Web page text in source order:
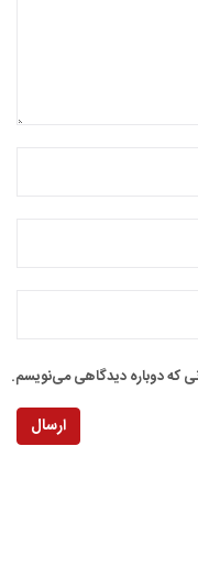
که دوباره دیدگاهی می‌نویسم.
ارسال